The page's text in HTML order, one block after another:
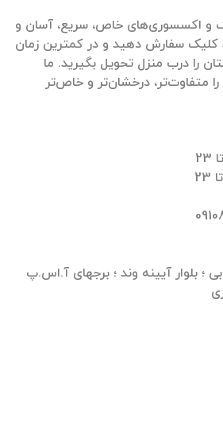
و اکسسوری‌های خاص، سریع، آسان و
سفارش دهید و در کمترین زمان
را درب منزل تحویل بگیرید. ما
را متفاوت‌تر، درخشان‌تر و خاص‌تر
؛ بلوار آیینه وند ؛ برجهای آ.اس.پ